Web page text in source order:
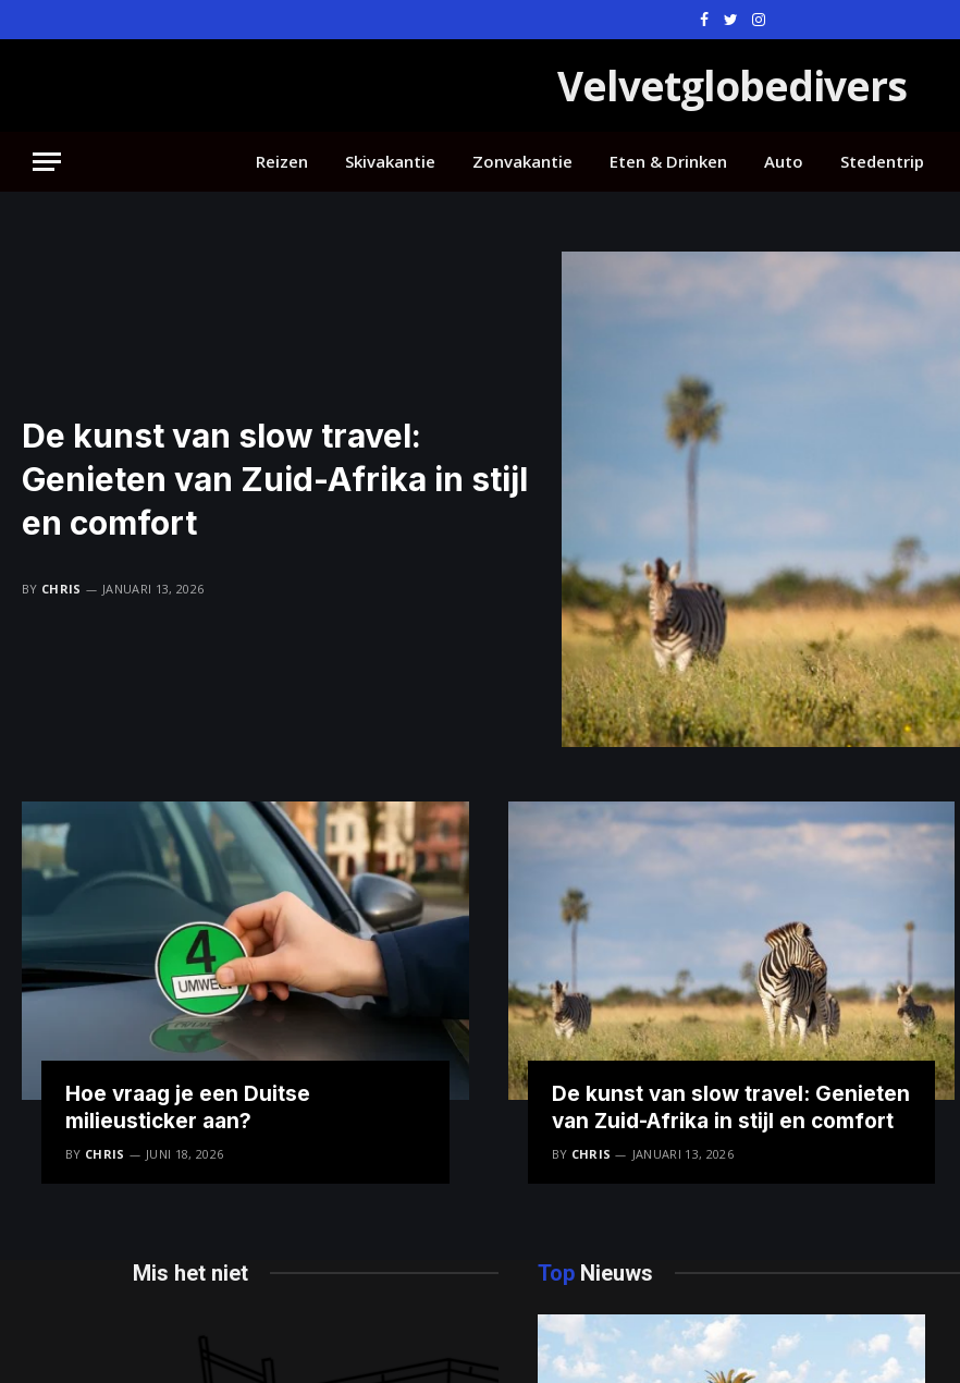
Facebook
TwitterInstagram
Velvetglobedivers
Reizen Skivakantie Zonvakantie Eten & Drinken Auto Stedentrip
De kunst van slow travel:
Genieten van Zuid-Afrika in stijl
en comfort
BY CHRIS JANUARI 13, 2026
Hoe vraag je een Duitse
milieusticker aan?
BY CHRIS JUNI 18, 2026
De kunst van slow travel: Genieten
van Zuid-Afrika in stijl en comfort
BY CHRIS JANUARI 13, 2026
Mis het niet Top Nieuws